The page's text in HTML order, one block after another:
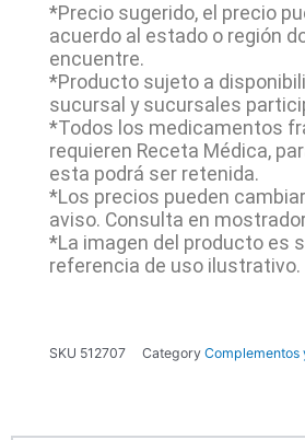
*Precio sugerido, el precio
acuerdo al estado o región
encuentre.
*Producto sujeto a
sucursal y sucursales
*Todos los medicamentos
requieren Receta Médica,
esta podrá ser retenida.
*Los precios pueden
aviso. Consulta en
*La imagen del producto es
referencia de uso ilustrativo.
SKU 512707 Category Complementos